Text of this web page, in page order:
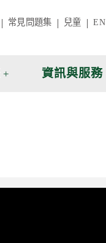
常見問題集 兒童 EN
資訊與服務